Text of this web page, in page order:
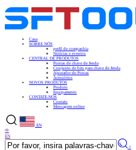
Casa
SOBRE NÓS
perfil de companhia
Notícias e eventos
CENTRAL DE PRODUTOS
Pontas de chave de fenda
Conjunto de bits para chave de fenda
Ajustador de Porcas
Acessórios
NOVOS PRODUTOS
Produto
Equipamento
CONTATE-NOS
Contato
Mensagem online
EN
中
EN
×